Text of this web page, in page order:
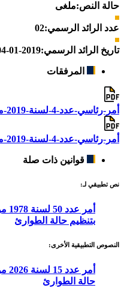
حالة النص:ملغى
عدد الرائد الرسمي:02
تاريخ الرائد الرسمي:2019-01-04
المرفقات
أمر-رئاسي-عدد-4-لسنة-2019-مؤرخ-في-4-جانفي-2019.docx
أمر-رئاسي-عدد-4-لسنة-2019-مؤرخ-في-4-جانفي-2019.pdf
قوانين ذات صلة
نص تطبيقي لـ:
بتنظيم حالة الطوارئ
النصوص التطبيقية الأخرى:
حالة الطوارئ